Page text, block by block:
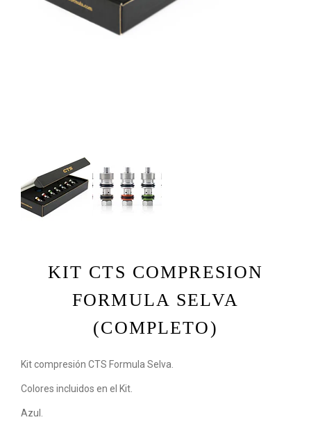
KIT CTS COMPRESION
FORMULA SELVA
(COMPLETO)
Kit compresión CTS Formula Selva.
Colores incluidos en el Kit.
Azul.